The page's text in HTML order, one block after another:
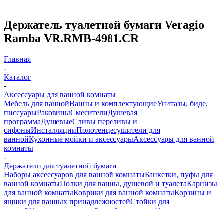
Держатель туалетной бумаги Veragio
Ramba VR.RMB-4981.CR
Главная
-
Каталог
-
Аксессуары для ванной комнаты
Мебель для ваннойВанны и комплектующиеУнитазы, биде,
писсуарыРаковиныСмесителиДушевая
программаДушевыеСливы переливы и
сифоныИнсталляцииПолотенцесушители для
ваннойКухонные мойки и аксессуарыАксессуары для ванной
комнаты
-
Держатели для туалетной бумаги
Наборы аксессуаров для ванной комнатыБанкетки, пуфы для
ванной комнатыПолки для ванны, душевой и туалетаКарнизы
для ванной комнатыКоврики для ванной комнатыКорзины и
ящики для ванных принадлежностейСтойки для